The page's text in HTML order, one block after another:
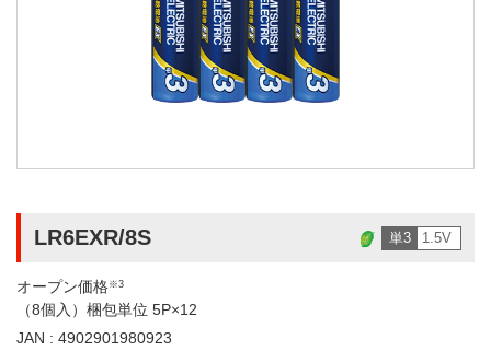
LR6EXR/8S 単3 1.5V
オープン価格※3
（8個入）梱包単位 5P×12
JAN : 4902901980923